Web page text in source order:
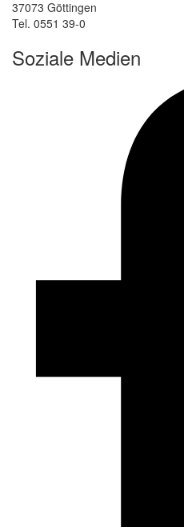
37073 Göttingen
Tel. 0551 39-0
Soziale Medien